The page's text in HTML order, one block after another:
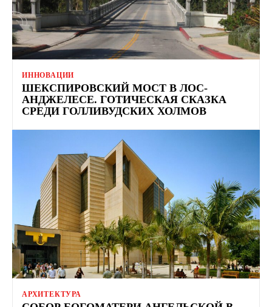
ИННОВАЦИИ
ШЕКСПИРОВСКИЙ МОСТ В ЛОС-
АНДЖЕЛЕСЕ. ГОТИЧЕСКАЯ СКАЗКА
СРЕДИ ГОЛЛИВУДСКИХ ХОЛМОВ
АРХИТЕКТУРА